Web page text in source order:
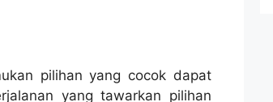
pilihan yang cocok dapat
yang tawarkan pilihan